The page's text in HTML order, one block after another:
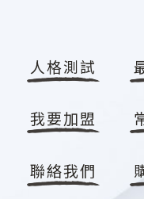
人格測試
我要加盟
聯絡我們